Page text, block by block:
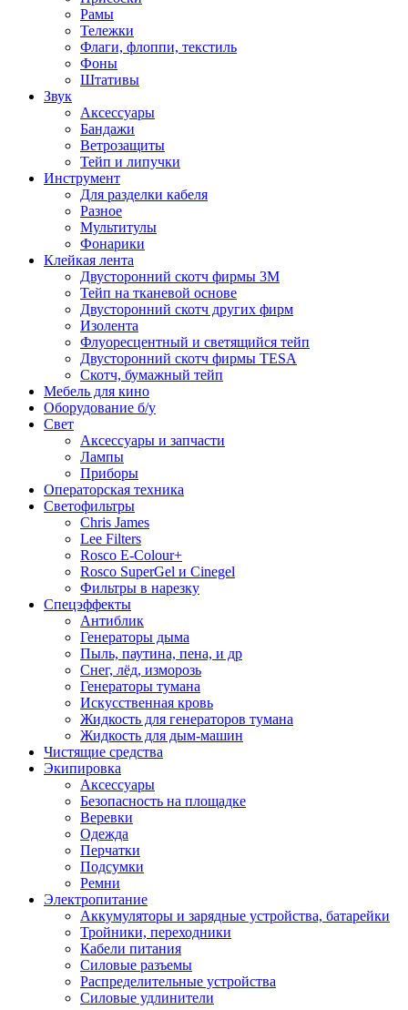
Рамы
Тележки
Флаги, флоппи, текстиль
Фоны
Штативы
Звук
Аксессуары
Бандажи
Ветрозащиты
Тейп и липучки
Инструмент
Для разделки кабеля
Разное
Мультитулы
Фонарики
Клейкая лента
Двусторонний скотч фирмы 3M
Тейп на тканевой основе
Двусторонний скотч других фирм
Изолента
Флуоресцентный и светящийся тейп
Двусторонний скотч фирмы TESA
Скотч, бумажный тейп
Мебель для кино
Оборудование б/у
Свет
Аксессуары и запчасти
Лампы
Приборы
Операторская техника
Светофильтры
Chris James
Lee Filters
Rosco E-Colour+
Rosco SuperGel и Cinegel
Фильтры в нарезку
Спецэффекты
Антиблик
Генераторы дыма
Пыль, паутина, пена, и др
Снег, лёд, изморозь
Генераторы тумана
Искусственная кровь
Жидкость для генераторов тумана
Жидкость для дым-машин
Чистящие средства
Экипировка
Аксессуары
Безопасность на площадке
Веревки
Одежда
Перчатки
Подсумки
Ремни
Электропитание
Аккумуляторы и зарядные устройства, батарейки
Тройники, переходники
Кабели питания
Силовые разъемы
Распределительные устройства
Силовые удлинители